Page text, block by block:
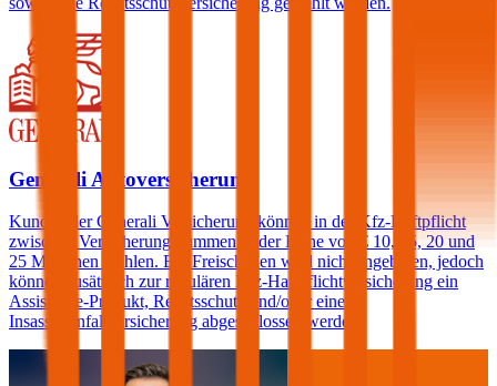
Generali Autoversicherung
Kunden der Generali Versicherung können in der Kfz-Haftpflicht
zwischen Versicherungssummen in der Höhe von € 10, 15, 20 und
25 Millionen wählen. Ein Freischaden wird nicht angeboten, jedoch
können zusätzlich zur regulären Kfz-Haftpflichtversicherung ein
Assistance-Produkt, Rechtsschutz und/oder eine
Insassenunfallversicherung abgeschlossen werden.